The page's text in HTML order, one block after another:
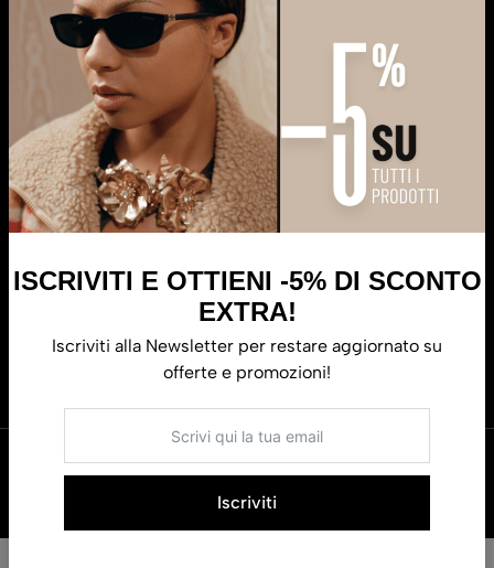
Richiesta Resi Online
Metodi di Pagamento
Spedizioni
Servizi
Iscriviti
Iscriviti
ISCRIVITI E OTTIENI -5% DI SCONTO
EXTRA!
Iscriviti alla Newsletter per restare aggiornato su
offerte e promozioni!
Iscriviti